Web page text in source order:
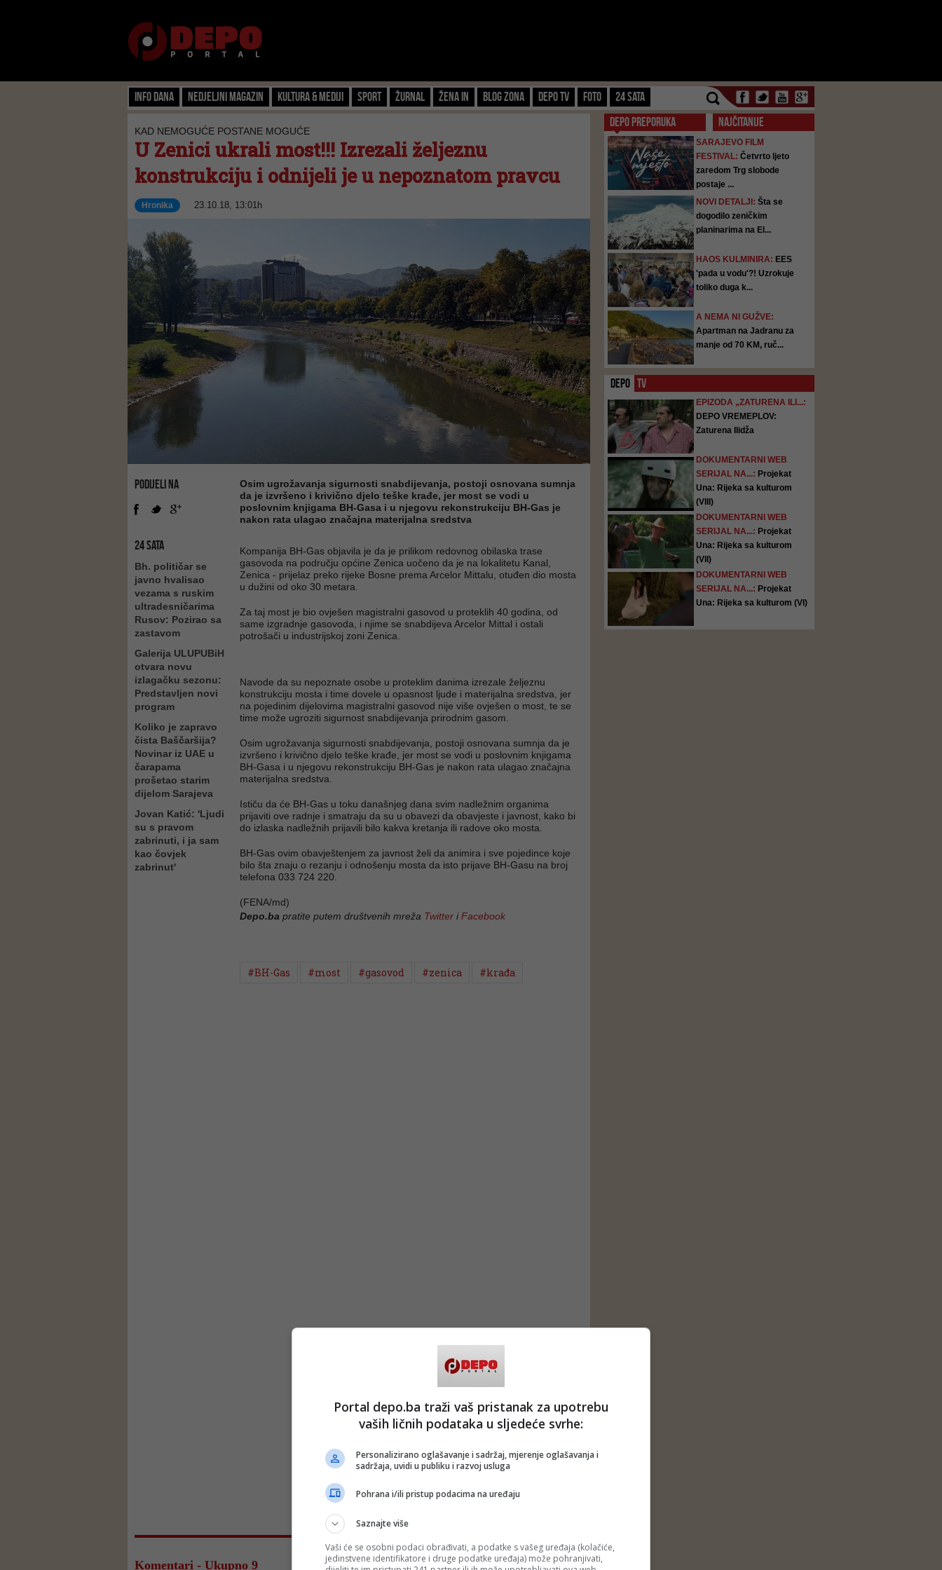
Info dana Nedjeljni magazin Kultura & Mediji Sport Žurnal Žena IN Blog zona Depo TV FOTO 24 SATA
KAD NEMOGUĆE POSTANE MOGUĆE
U Zenici ukrali most!!! Izrezali željeznu
konstrukciju i odnijeli je u nepoznatom pravcu
Hronika 23.10.18, 13:01h
PODIJELI NA
24 SATA
Bh. političar se
javno hvalisao
vezama s ruskim
ultradesničarima
Rusov: Pozirao sa
zastavom
Galerija ULUPUBiH
otvara novu
izlagačku sezonu:
Predstavljen novi
program
Koliko je zapravo
čista Baščaršija?
Novinar iz UAE u
čarapama
prošetao starim
dijelom Sarajeva
Jovan Katić: 'Ljudi
su s pravom
zabrinuti, i ja sam
kao čovjek
zabrinut'
Osim ugrožavanja sigurnosti snabdijevanja, postoji osnovana sumnja
da je izvršeno i krivično djelo teške krađe, jer most se vodi u
poslovnim knjigama BH-Gasa i u njegovu rekonstrukciju BH-Gas je
nakon rata ulagao značajna materijalna sredstva
Kompanija BH-Gas objavila je da je prilikom redovnog obilaska trase
gasovoda na području općine Zenica uočeno da je na lokalitetu Kanal,
Zenica - prijelaz preko rijeke Bosne prema Arcelor Mittalu, otuđen dio mosta
u dužini od oko 30 metara.
Za taj most je bio ovješen magistralni gasovod u proteklih 40 godina, od
same izgradnje gasovoda, i njime se snabdijeva Arcelor Mittal i ostali
potrošači u industrijskoj zoni Zenica.
Navode da su nepoznate osobe u proteklim danima izrezale željeznu
konstrukciju mosta i time dovele u opasnost ljude i materijalna sredstva, jer
na pojedinim dijelovima magistralni gasovod nije više ovješen o most, te se
time može ugroziti sigurnost snabdijevanja prirodnim gasom.
Osim ugrožavanja sigurnosti snabdijevanja, postoji osnovana sumnja da je
izvršeno i krivično djelo teške krađe, jer most se vodi u poslovnim knjigama
BH-Gasa i u njegovu rekonstrukciju BH-Gas je nakon rata ulagao značajna
materijalna sredstva.
Ističu da će BH-Gas u toku današnjeg dana svim nadležnim organima
prijaviti ove radnje i smatraju da su u obavezi da obavjeste i javnost, kako bi
do izlaska nadležnih prijavili bilo kakva kretanja ili radove oko mosta.
BH-Gas ovim obavještenjem za javnost želi da animira i sve pojedince koje
bilo šta znaju o rezanju i odnošenju mosta da isto prijave BH-Gasu na broj
telefona 033 724 220.
(FENA/md)
Depo.ba pratite putem društvenih mreža Twitter iFacebook
#BH-Gas #most #gasovod #zenica #krađa
Komentari - Ukupno 9
DEPO PREPORUKA NAJČITANIJE
SARAJEVO FILM
FESTIVAL: Četvrto ljeto
zaredom Trg slobode
postaje ...
NOVI DETALJI: Šta se
dogodilo zeničkim
planinarima na El...
HAOS KULMINIRA: EES
'pada u vodu'?! Uzrokuje
toliko duga k...
A NEMA NI GUŽVE:
Apartman na Jadranu za
manje od 70 KM, ruč...
DEPO TV
EPIZODA „ZATURENA ILI...:
DEPO VREMEPLOV:
Zaturena Ilidža
DOKUMENTARNI WEB
SERIJAL NA...: Projekat
Una: Rijeka sa kulturom
(VIII)
DOKUMENTARNI WEB
SERIJAL NA...: Projekat
Una: Rijeka sa kulturom
(VII)
DOKUMENTARNI WEB
SERIJAL NA...: Projekat
Una: Rijeka sa kulturom (VI)
Portal depo.ba traži vaš pristanak za upotrebu
vaših ličnih podataka u sljedeće svrhe:
Personalizirano oglašavanje i sadržaj, mjerenje oglašavanja i
sadržaja, uvidi u publiku i razvoj usluga
Pohrana i/ili pristup podacima na uređaju
Saznajte više
Vaši će se osobni podaci obrađivati, a podatke s vašeg uređaja (kolačiće,
jedinstvene identifikatore i druge podatke uređaja) može pohranjivati,